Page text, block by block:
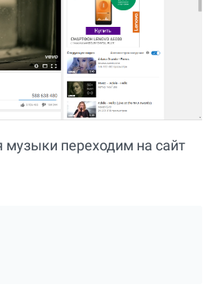
музыки переходим на сайт